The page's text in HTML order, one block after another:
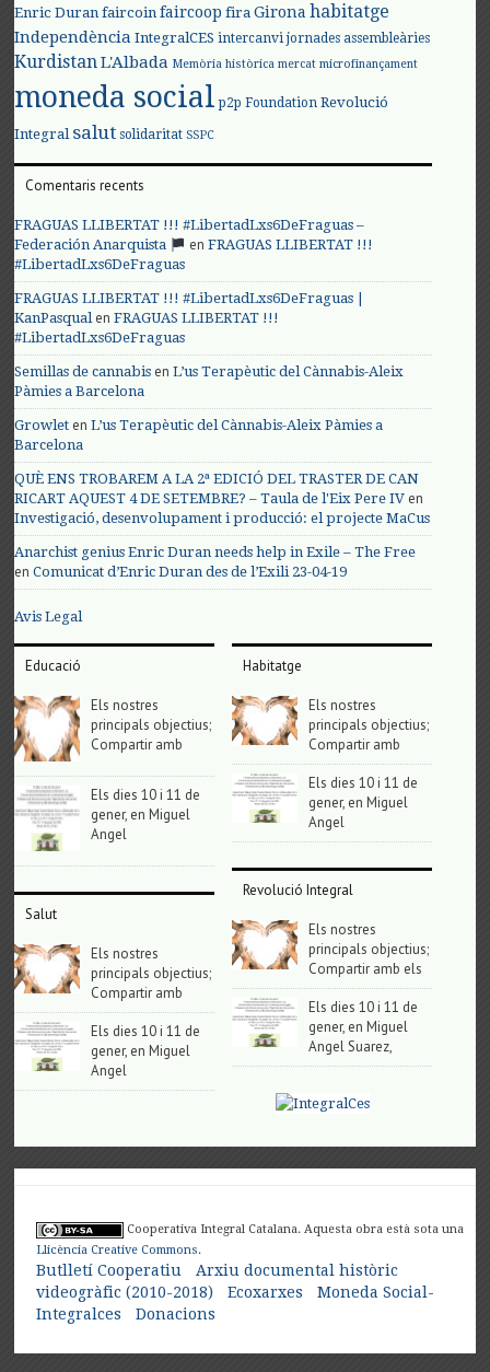
Enric Duran faircoin faircoop fira Girona habitatge
Independència IntegralCES intercanvi jornades assembleàries
KurdistanL'Albada Memòria històrica mercat microfinançament
moneda social p2p Foundation Revolució
Integral salut solidaritat SSPC
Comentaris recents
FRAGUAS LLIBERTAT !!! #LibertadLxs6DeFraguas –
Federación Anarquista
enFRAGUAS LLIBERTAT !!!
#LibertadLxs6DeFraguas
FRAGUAS LLIBERTAT !!! #LibertadLxs6DeFraguas |
KanPasqualenFRAGUAS LLIBERTAT !!!
#LibertadLxs6DeFraguas
Semillas de cannabis enL’us Terapèutic del Cànnabis-Aleix
Pàmies a Barcelona
Growlet enL’us Terapèutic del Cànnabis-Aleix Pàmies a
Barcelona
QUÈ ENS TROBAREM A LA 2ª EDICIÓ DEL TRASTER DE CAN
RICART AQUEST 4 DE SETEMBRE? – Taula de l'Eix Pere IV en
Investigació, desenvolupament i producció: el projecte MaCus
Anarchist genius Enric Duran needs help in Exile – The Free
enComunicat d’Enric Duran des de l’Exili 23-04-19
Avis Legal
Educació
Els nostres
principals objectius;
Compartir amb
Els dies 10 i 11 de
gener, en Miguel
Angel
Salut
Els nostres
principals objectius;
Compartir amb
Els dies 10 i 11 de
gener, en Miguel
Angel
Habitatge
Els nostres
principals objectius;
Compartir amb
Els dies 10 i 11 de
gener, en Miguel
Angel
Revolució Integral
Els nostres
principals objectius;
Compartir amb els
Els dies 10 i 11 de
gener, en Miguel
Angel Suarez,
Cooperativa Integral Catalana. Aquesta obra està sota una
Llicència Creative Commons.
Butlletí Cooperatiu
Arxiu documental històric
videogràfic (2010-2018)
Ecoxarxes
Moneda Social-
Integralces
Donacions